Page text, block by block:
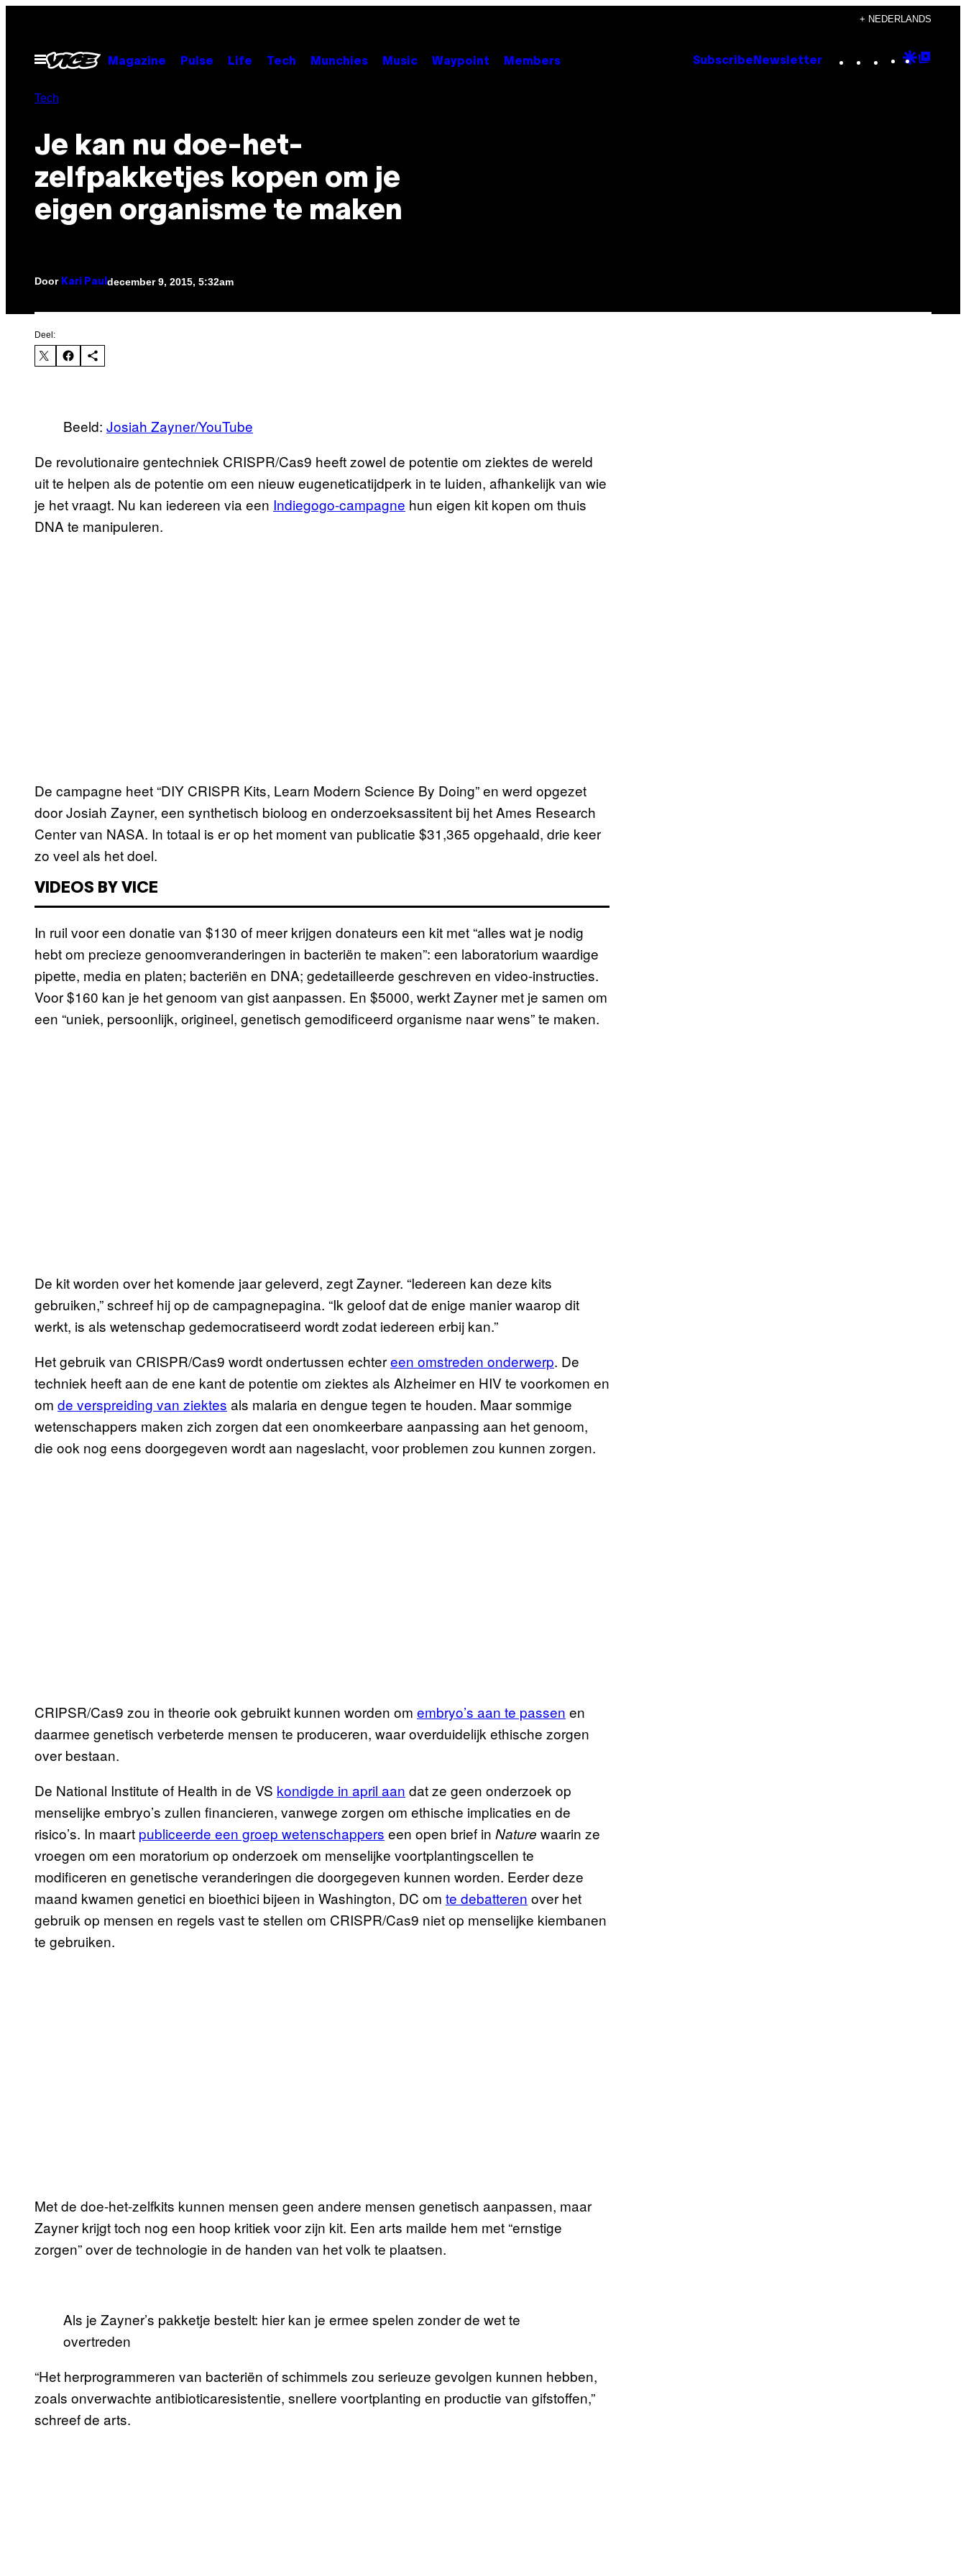
+ NEDERLANDS
Open
menu
Magazine Pulse Life Tech Munchies Music Waypoint Members Subscribe Newsletter Instagram
TikTok
YouTube
Google
Tech
Je kan nu doe-het-
zelfpakketjes kopen om je
eigen organisme te maken
Door Kari Paul december 9, 2015, 5:32am
Deel:
Beeld: Josiah Zayner/YouTube
De revolutionaire gentechniek CRISPR/Cas9 heeft zowel de potentie om ziektes de wereld
uit te helpen als de potentie om een nieuw eugeneticatijdperk in te luiden, afhankelijk van wie
je het vraagt. Nu kan iedereen via een Indiegogo-campagne hun eigen kit kopen om thuis
DNA te manipuleren.
De campagne heet “DIY CRISPR Kits, Learn Modern Science By Doing” en werd opgezet
door Josiah Zayner, een synthetisch bioloog en onderzoeksassitent bij het Ames Research
Center van NASA. In totaal is er op het moment van publicatie $31,365 opgehaald, drie keer
zo veel als het doel.
VIDEOS BY VICE
In ruil voor een donatie van $130 of meer krijgen donateurs een kit met “alles wat je nodig
hebt om precieze genoomveranderingen in bacteriën te maken”: een laboratorium waardige
pipette, media en platen; bacteriën en DNA; gedetailleerde geschreven en video-instructies.
Voor $160 kan je het genoom van gist aanpassen. En $5000, werkt Zayner met je samen om
een “uniek, persoonlijk, origineel, genetisch gemodificeerd organisme naar wens” te maken.
De kit worden over het komende jaar geleverd, zegt Zayner. “Iedereen kan deze kits
gebruiken,” schreef hij op de campagnepagina. “Ik geloof dat de enige manier waarop dit
werkt, is als wetenschap gedemocratiseerd wordt zodat iedereen erbij kan.”
Het gebruik van CRISPR/Cas9 wordt ondertussen echtereen omstreden onderwerp. De
techniek heeft aan de ene kant de potentie om ziektes als Alzheimer en HIV te voorkomen en
om de verspreiding van ziektes als malaria en dengue tegen te houden. Maar sommige
wetenschappers maken zich zorgen dat een onomkeerbare aanpassing aan het genoom,
die ook nog eens doorgegeven wordt aan nageslacht, voor problemen zou kunnen zorgen.
CRIPSR/Cas9 zou in theorie ook gebruikt kunnen worden om embryo’s aan te passen en
daarmee genetisch verbeterde mensen te produceren, waar overduidelijk ethische zorgen
over bestaan.
De National Institute of Health in de VS kondigde in april aan dat ze geen onderzoek op
menselijke embryo’s zullen financieren, vanwege zorgen om ethische implicaties en de
risico’s. In maart publiceerde een groep wetenschappers een open brief in Nature waarin ze
vroegen om een moratorium op onderzoek om menselijke voortplantingscellen te
modificeren en genetische veranderingen die doorgegeven kunnen worden. Eerder deze
maand kwamen genetici en bioethici bijeen in Washington, DC om te debatteren over het
gebruik op mensen en regels vast te stellen om CRISPR/Cas9 niet op menselijke kiembanen
te gebruiken.
Met de doe-het-zelfkits kunnen mensen geen andere mensen genetisch aanpassen, maar
Zayner krijgt toch nog een hoop kritiek voor zijn kit. Een arts mailde hem met “ernstige
zorgen” over de technologie in de handen van het volk te plaatsen.
Als je Zayner’s pakketje bestelt: hier kan je ermee spelen zonder de wet te
overtreden
“Het herprogrammeren van bacteriën of schimmels zou serieuze gevolgen kunnen hebben,
zoals onverwachte antibioticaresistentie, snellere voortplanting en productie van gifstoffen,”
schreef de arts.